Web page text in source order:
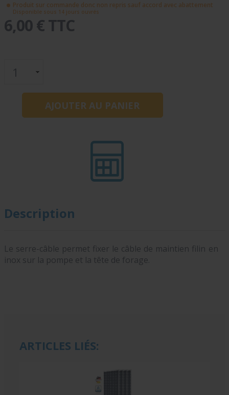
Produit sur commande donc non repris sauf accord avec abattement
Disponible sous 14 jours ouvrés
6,00 € TTC
Description
Le serre-câble permet fixer le câble de maintien filin en
inox sur la pompe et la tête de forage.
ARTICLES LIÉS: